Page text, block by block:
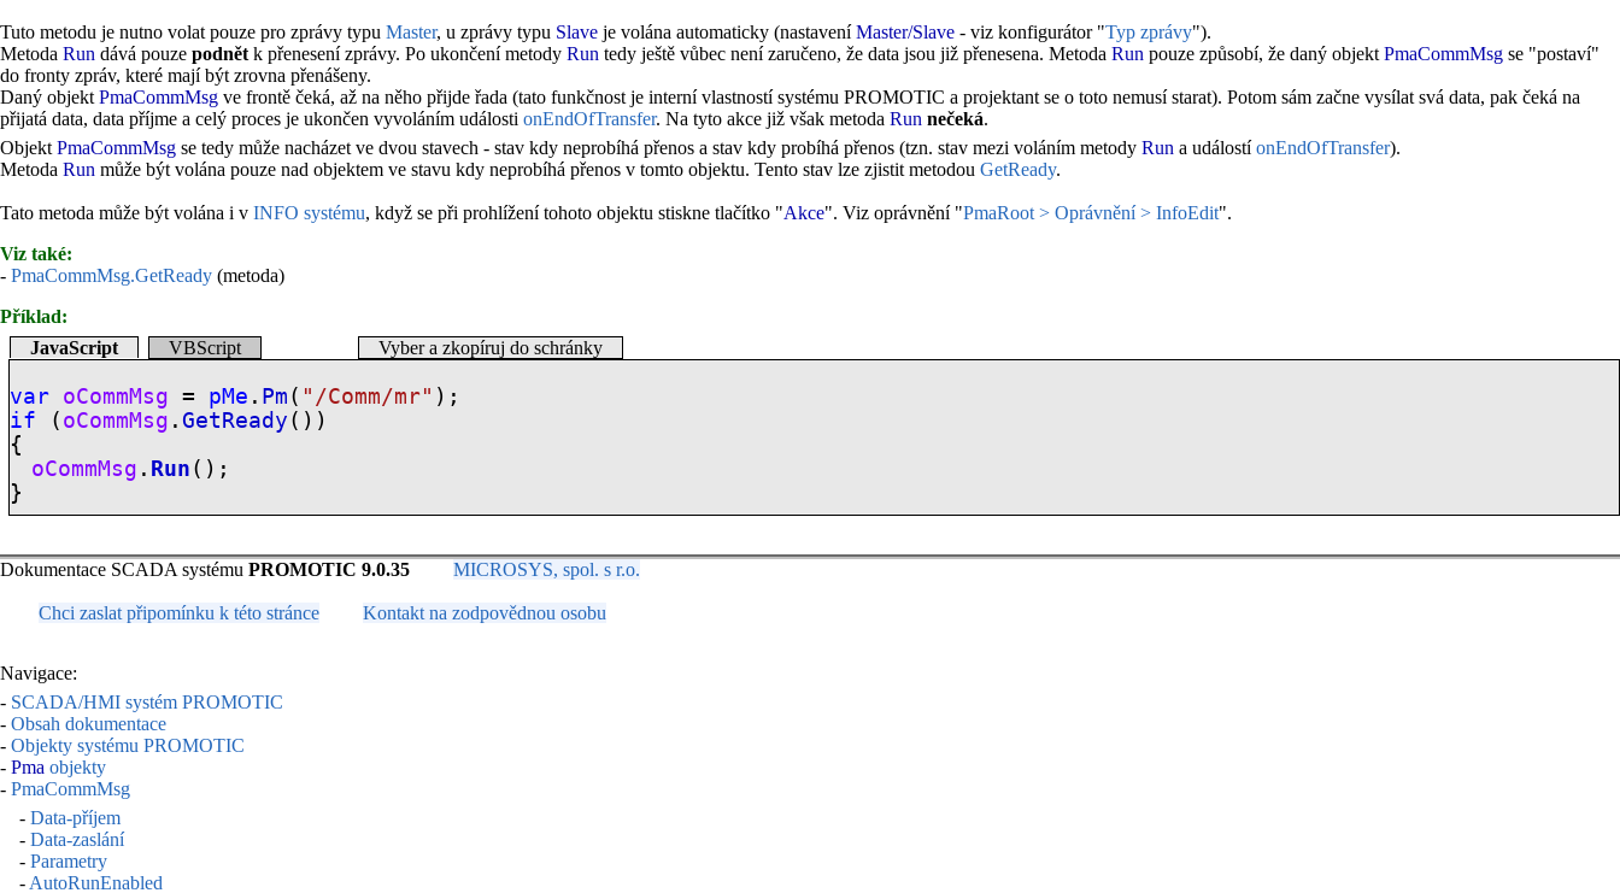
Tuto metodu je nutno volat pouze pro zprávy typu Master, u zprávy typu Slave je volána automaticky (nastaveníMaster/Slave - viz konfigurátor "Typ zprávy").
Metoda Run dává pouze podnět k přenesení zprávy. Po ukončení metody Run tedy ještě vůbec není zaručeno, že data jsou již přenesena. Metoda Run pouze způsobí, že daný objekt PmaCommMsg se "postaví"
do fronty zpráv, které mají být zrovna přenášeny.
Daný objekt PmaCommMsg ve frontě čeká, až na něho přijde řada (tato funkčnost je interní vlastností systému PROMOTIC a projektant se o toto nemusí starat). Potom sám začne vysílat svá data, pak čeká na
přijatá data, data příjme a celý proces je ukončen vyvoláním události onEndOfTransfer. Na tyto akce již však metoda Run nečeká.
Objekt PmaCommMsg se tedy může nacházet ve dvou stavech - stav kdy neprobíhá přenos a stav kdy probíhá přenos (tzn. stav mezi voláním metody Run a událostíonEndOfTransfer).
Metoda Run může být volána pouze nad objektem ve stavu kdy neprobíhá přenos v tomto objektu. Tento stav lze zjistit metodou GetReady.
Tato metoda může být volána i v INFO systému, když se při prohlížení tohoto objektu stiskne tlačítko "Akce". Viz oprávnění "PmaRoot > Oprávnění > InfoEdit".
Viz také:
- PmaCommMsg.GetReady (metoda)
Příklad:
JavaScript
VBScript Vyber a zkopíruj do schránky
var oCommMsg = pMe . Pm ( "/Comm/mr" );
if ( oCommMsg . GetReady ())
{
oCommMsg . Run ();
}
Dokumentace SCADA systému PROMOTIC 9.0.35 MICROSYS, spol. s r.o.
Chci zaslat připomínku k této stránce Kontakt na zodpovědnou osobu
Navigace:
- SCADA/HMI systém PROMOTIC
- Obsah dokumentace
- Objekty systému PROMOTIC
- Pma objekty
- PmaCommMsg
- Data-příjem
- Data-zaslání
- Parametry
- AutoRunEnabled